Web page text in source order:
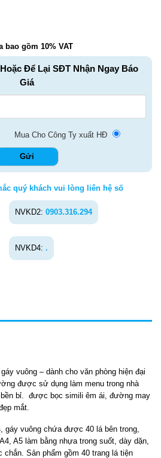
bao gồm 10% VAT
Để Lại SĐT Nhận Ngay Báo
Giá
Mua Cho Công Ty xuất HĐ
quý khách vui lòng liên hệ số
NVKD2: 0903.316.294
NVKD4: .
vuông – dành cho văn phòng hiện đại
được sử dụng làm menu trong nhà
bỉ.
được bọc simili êm ái, đường may
mắt.
gáy vuông chứa được 40 lá bên trong,
A5 làm bằng nhựa trong suốt, dày dặn,
chắn. Sản phẩm gồm 40 trang lá tiện